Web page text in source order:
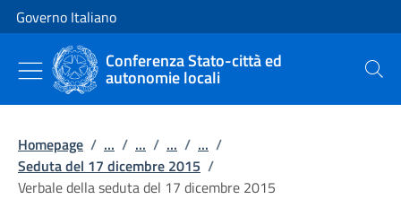
Vai al contenuto
Vai alla navigazione del sito
Governo Italiano
Conferenza Stato-città ed
autonomie locali Cerca
Homepage / ... / ... / ... / ... /
Seduta del 17 dicembre 2015 /
Verbale della seduta del 17 dicembre 2015